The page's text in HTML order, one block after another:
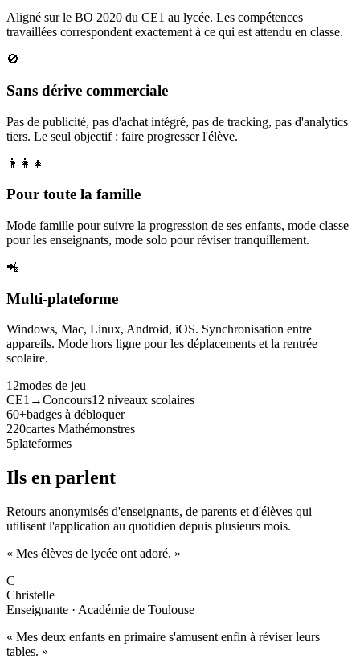
Aligné sur le BO 2020 du CE1 au lycée. Les compétences
travaillées correspondent exactement à ce qui est attendu en classe.
🚫
Sans dérive commerciale
Pas de publicité, pas d'achat intégré, pas de tracking, pas d'analytics
tiers. Le seul objectif : faire progresser l'élève.
👨‍👩‍👧
Pour toute la famille
Mode famille pour suivre la progression de ses enfants, mode classe
pour les enseignants, mode solo pour réviser tranquillement.
📲
Multi-plateforme
Windows, Mac, Linux, Android, iOS. Synchronisation entre
appareils. Mode hors ligne pour les déplacements et la rentrée
scolaire.
12modes de jeu
CE1→Concours12 niveaux scolaires
60+badges à débloquer
220cartes Mathémonstres
5plateformes
Ils en parlent
Retours anonymisés d'enseignants, de parents et d'élèves qui
utilisent l'application au quotidien depuis plusieurs mois.
« Mes élèves de lycée ont adoré. »
C
Christelle
Enseignante · Académie de Toulouse
« Mes deux enfants en primaire s'amusent enfin à réviser leurs
tables. »